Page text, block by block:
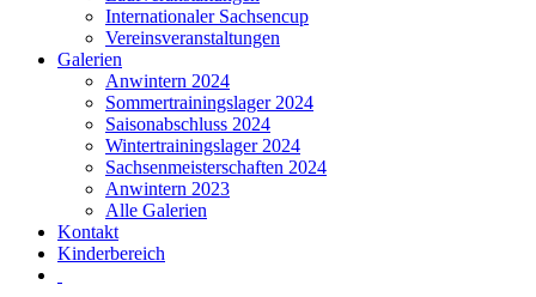
Internationaler Sachsencup
Vereinsveranstaltungen
Galerien
Anwintern 2024
Sommertrainingslager 2024
Saisonabschluss 2024
Wintertrainingslager 2024
Sachsenmeisterschaften 2024
Anwintern 2023
Alle Galerien
Kontakt
Kinderbereich